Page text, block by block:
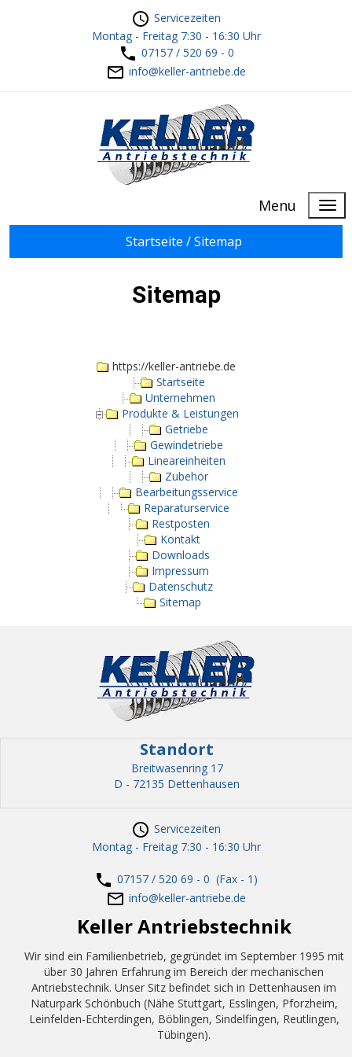
Servicezeiten
Montag - Freitag 7:30 - 16:30 Uhr
07157 / 520 69 - 0
info@keller-antriebe.de
Menu
Startseite /Sitemap
Sitemap
https://keller-antriebe.de
Startseite
Unternehmen
Produkte & Leistungen
Getriebe
Gewindetriebe
Lineareinheiten
Zubehör
Bearbeitungsservice
Reparaturservice
Restposten
Kontakt
Downloads
Impressum
Datenschutz
Sitemap
Standort
Breitwasenring 17
D - 72135 Dettenhausen
Servicezeiten
Montag - Freitag 7:30 - 16:30 Uhr
07157 / 520 69 - 0 (Fax - 1)
info@keller-antriebe.de
Keller Antriebstechnik
Wir sind ein Familienbetrieb, gegründet im September 1995 mit
über 30 Jahren Erfahrung im Bereich der mechanischen
Antriebstechnik. Unser Sitz befindet sich in Dettenhausen im
Naturpark Schönbuch (Nähe Stuttgart, Esslingen, Pforzheim,
Leinfelden-Echterdingen, Böblingen, Sindelfingen, Reutlingen,
Tübingen).